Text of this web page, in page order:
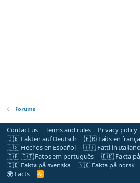
Forums
Contact us Terms and rules Privacy policy
🇩🇪 Fakten auf Deutsch
🇫🇷 Faits en
🇪🇸 Hechos en Español
🇮🇹 Fatti in Italiano
🇧🇷 🇵🇹 Fatos em português
🇩🇰 Fakta på
🇸🇪 Fakta på svenska
🇳🇴 Fakta på norsk
🌍 Facts
R